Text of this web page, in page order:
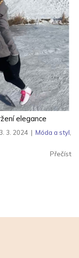
elegance
3. 3. 2024 | Móda a styl
Přečíst